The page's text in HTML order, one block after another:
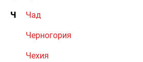
Ч Чад
Черногория
Чехия